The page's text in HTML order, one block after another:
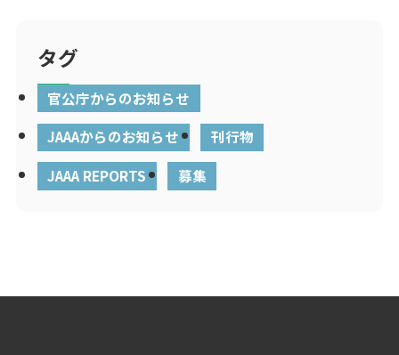
タグ
官公庁からのお知らせ
JAAAからのお知らせ
刊行物
JAAA REPORTS
募集